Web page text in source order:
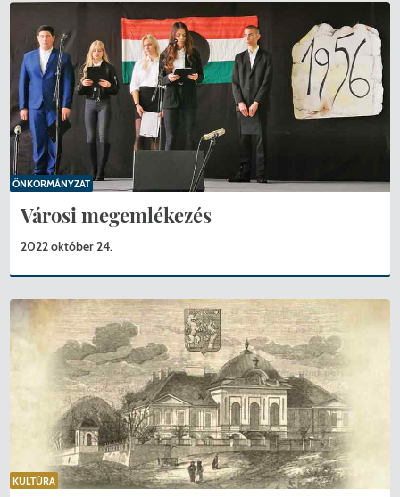
Városi megemlékezés
2022 október 24.
ÖNKORMÁNYZAT
KULTÚRA